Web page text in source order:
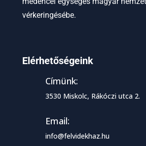
vérkeringésébe.
Elérhetőségeink
Címünk:
3530 Miskolc, Rákóczi utca 2.
Email:
info@felvidekhaz.hu